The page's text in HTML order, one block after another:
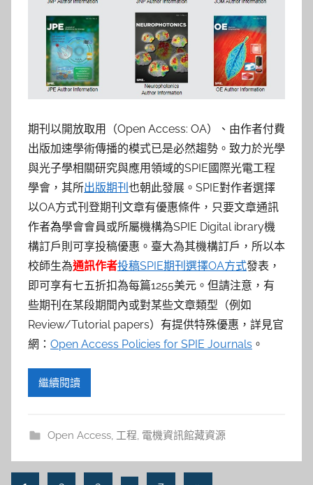
期刊以開放取用（Open Access: OA）、由作者付費
出版加速學術傳播的模式已是必然趨勢。致力於光學
與光子學相關研究與應用領域的SPIE國際光電工程
學會，其所出版期刊 也朝此發展。SPIE對作者選擇
以OA方式刊登期刊文章有優惠條件，只要文章通訊
作者為學會會員或所屬機構為SPIE Digital ibrary機
構訂戶則可享投稿優惠。臺大為其機構訂戶，所以本
校師生為通訊作者投稿SPIE期刊選擇OA方式發表，
即可享有七五折扣為每篇1255美元。但請注意，有
些期刊在某段期間內或對某些文章類型（例如
Review/Tutorial papers）有提供特殊優惠，詳見官
網： Open Access Policies for SPIE Journals 。
繼續閱讀
Open Access, 工程, 電機資訊館藏資源